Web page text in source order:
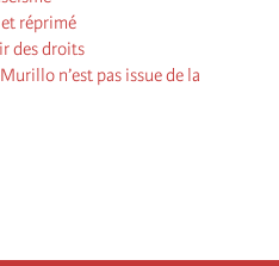
réprimé
des droits
n’est pas issue de la